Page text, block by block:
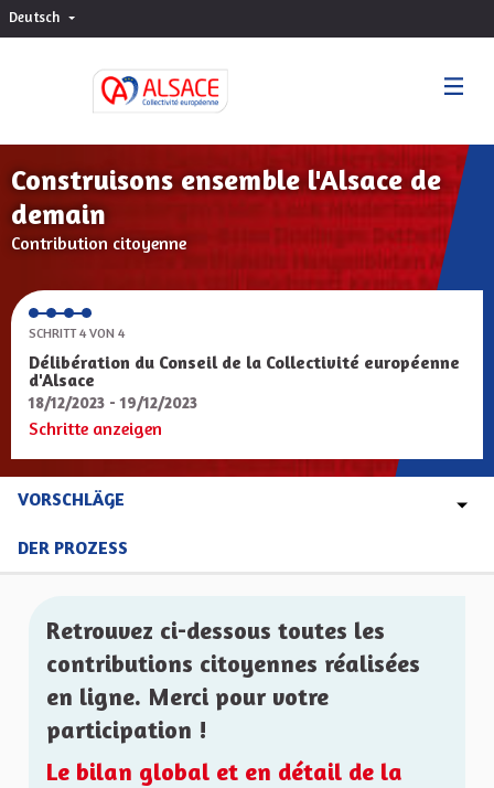
Deutsch Choisir la langue
Construisons ensemble l'Alsace de
demain
Contribution citoyenne
SCHRITT 4 VON 4
Délibération du Conseil de la Collectivité européenne
d'Alsace
18/12/2023 - 19/12/2023
Schritte anzeigen
VORSCHLÄGE
DER PROZESS
Retrouvez ci-dessous toutes les
contributions citoyennes réalisées
en ligne. Merci pour votre
participation !
Le bilan global et en détail de la